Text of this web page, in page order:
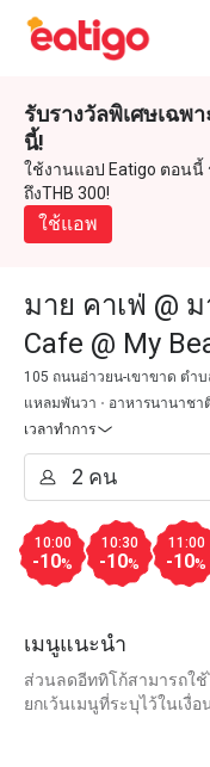
รับรางวัลพิเศษเฉพ
นี้!
ใช้งานแอป Eatigo ตอนนี้
ถึงTHB 300!
ใช้แอพ
มาย คาเฟ่ @
Cafe @ My
105 ถนนอ่าวยน-เขาขาด ตำบ
แหลมพันวา
อาหารนานาชา
เวลาทำการ
10:00
-10%
10:30
-10%
11:00
-10%
เมนูแนะนำ
ส่วนลดอีททิโก้สามารถใ
ยกเว้นเมนูที่ระบุไว้ในเงื่อ